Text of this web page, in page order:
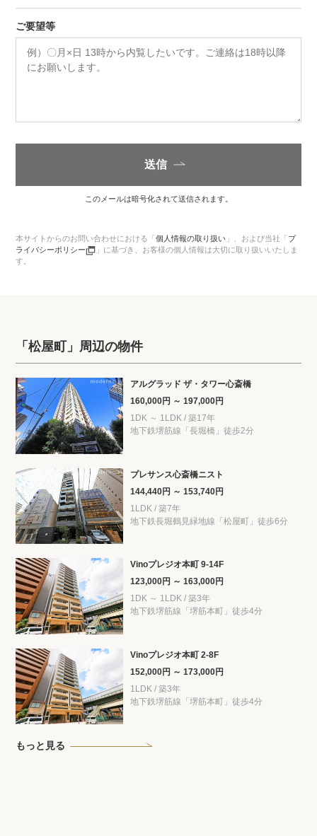
ご要望等
送信
このメールは暗号化されて送信されます。
本サイトからのお問い合わせにおける「個人情報の取り扱い 」、 および当社「プ
ライバシーポリシー
」に基づき、お客様の個人情報は大切に取り扱いいたしま
す。
「松屋町」周辺の物件
アルグラッド ザ・タワー心斎橋
160,000円 ～ 197,000円
1DK ～ 1LDK / 築17年
地下鉄堺筋線「長堀橋」徒歩2分
プレサンス心斎橋ニスト
144,440円 ～ 153,740円
1LDK / 築7年
地下鉄長堀鶴見緑地線「松屋町」徒歩6分
Vinoプレジオ本町 9-14F
123,000円 ～ 163,000円
1DK ～ 1LDK / 築3年
地下鉄堺筋線「堺筋本町」徒歩4分
Vinoプレジオ本町 2-8F
152,000円 ～ 173,000円
1LDK / 築3年
地下鉄堺筋線「堺筋本町」徒歩4分
もっと見る